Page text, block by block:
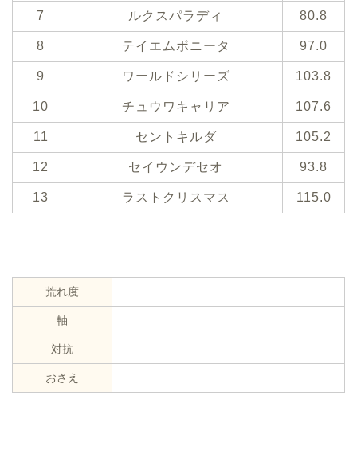
7 ルクスパラディ 80.8
8 テイエムボニータ 97.0
9 ワールドシリーズ 103.8
10 チュウワキャリア 107.6
11 セントキルダ 105.2
12 セイウンデセオ 93.8
13 ラストクリスマス 115.0
荒れ度
軸
対抗
おさえ